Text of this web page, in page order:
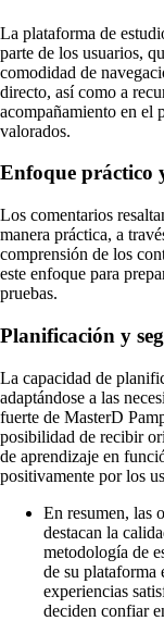
La plataforma de
parte de los usuarios,
comodidad de
directo, así como a
acompañamiento en el
valorados.
Enfoque práctico
Los comentarios
manera práctica, a
comprensión de los
este enfoque para
pruebas.
Planificación y
La capacidad de
adaptándose a las
fuerte de MasterD
posibilidad de recibir
de aprendizaje en
positivamente por los
En resumen, las
destacan la
metodología de
de su plataforma
experiencias
deciden confiar